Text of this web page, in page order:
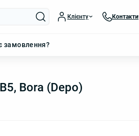
Клієнту Контакти
замовлення?
Bora (Depo)